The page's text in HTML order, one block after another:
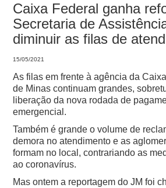
Caixa Federal ganha
Secretaria de
diminuir as filas de
15/05/2021
As filas em frente à agência da
de Minas continuam grandes,
liberação da nova rodada de
emergencial.
Também é grande o volume de
demora no atendimento e as
formam no local, contrariando as
ao coronavírus.
Mas ontem a reportagem do JM foi